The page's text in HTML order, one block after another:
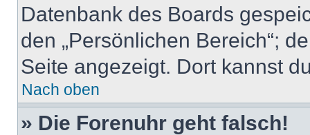
Datenbank des Boards
den „Persönlichen Bereich“;
Seite angezeigt. Dort kannst
Nach oben
» Die Forenuhr geht falsch!